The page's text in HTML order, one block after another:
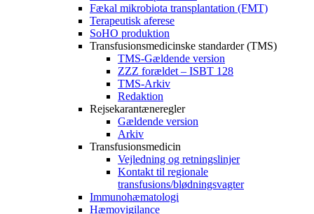
Fækal mikrobiota transplantation (FMT)
Terapeutisk aferese
SoHO produktion
Transfusionsmedicinske standarder (TMS)
TMS-Gældende version
ZZZ forældet – ISBT 128
TMS-Arkiv
Redaktion
Rejsekarantæneregler
Gældende version
Arkiv
Transfusionsmedicin
Vejledning og retningslinjer
Kontakt til regionale
transfusions/blødningsvagter
Immunohæmatologi
Hæmovigilance